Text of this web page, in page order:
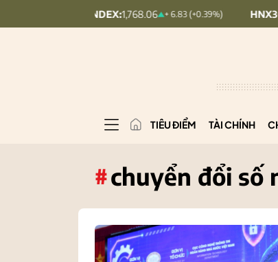
1,768.06 + 6.83 (+0.39%) HNX30: 455.12
TIÊU ĐIỂM TÀI CHÍNH
#chuyển đổi số